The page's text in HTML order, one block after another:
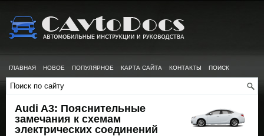
ГЛАВНАЯ НОВОЕ ПОПУЛЯРНОЕ КАРТА САЙТА КОНТАКТЫ ПОИСК
Audi A3: Пояснительные
замечания к схемам
электрических соединений